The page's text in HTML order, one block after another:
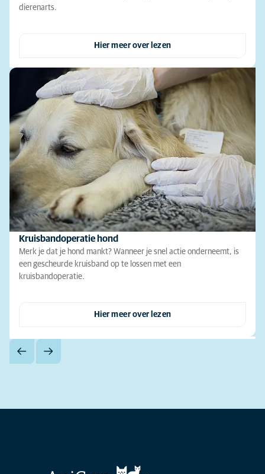
dierenarts.
Hier meer over lezen
Kruisbandoperatie hond
Merk je dat je hond mankt? Wanneer je snel actie onderneemt, is
een gescheurde kruisband op te lossen met een
kruisbandoperatie.
Hier meer over lezen